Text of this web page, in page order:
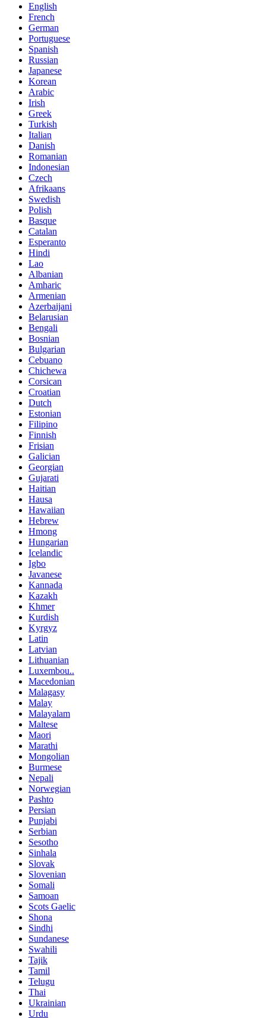
English
French
German
Portuguese
Spanish
Russian
Japanese
Korean
Arabic
Irish
Greek
Turkish
Italian
Danish
Romanian
Indonesian
Czech
Afrikaans
Swedish
Polish
Basque
Catalan
Esperanto
Hindi
Lao
Albanian
Amharic
Armenian
Azerbaijani
Belarusian
Bengali
Bosnian
Bulgarian
Cebuano
Chichewa
Corsican
Croatian
Dutch
Estonian
Filipino
Finnish
Frisian
Galician
Georgian
Gujarati
Haitian
Hausa
Hawaiian
Hebrew
Hmong
Hungarian
Icelandic
Igbo
Javanese
Kannada
Kazakh
Khmer
Kurdish
Kyrgyz
Latin
Latvian
Lithuanian
Luxembou..
Macedonian
Malagasy
Malay
Malayalam
Maltese
Maori
Marathi
Mongolian
Burmese
Nepali
Norwegian
Pashto
Persian
Punjabi
Serbian
Sesotho
Sinhala
Slovak
Slovenian
Somali
Samoan
Scots Gaelic
Shona
Sindhi
Sundanese
Swahili
Tajik
Tamil
Telugu
Thai
Ukrainian
Urdu